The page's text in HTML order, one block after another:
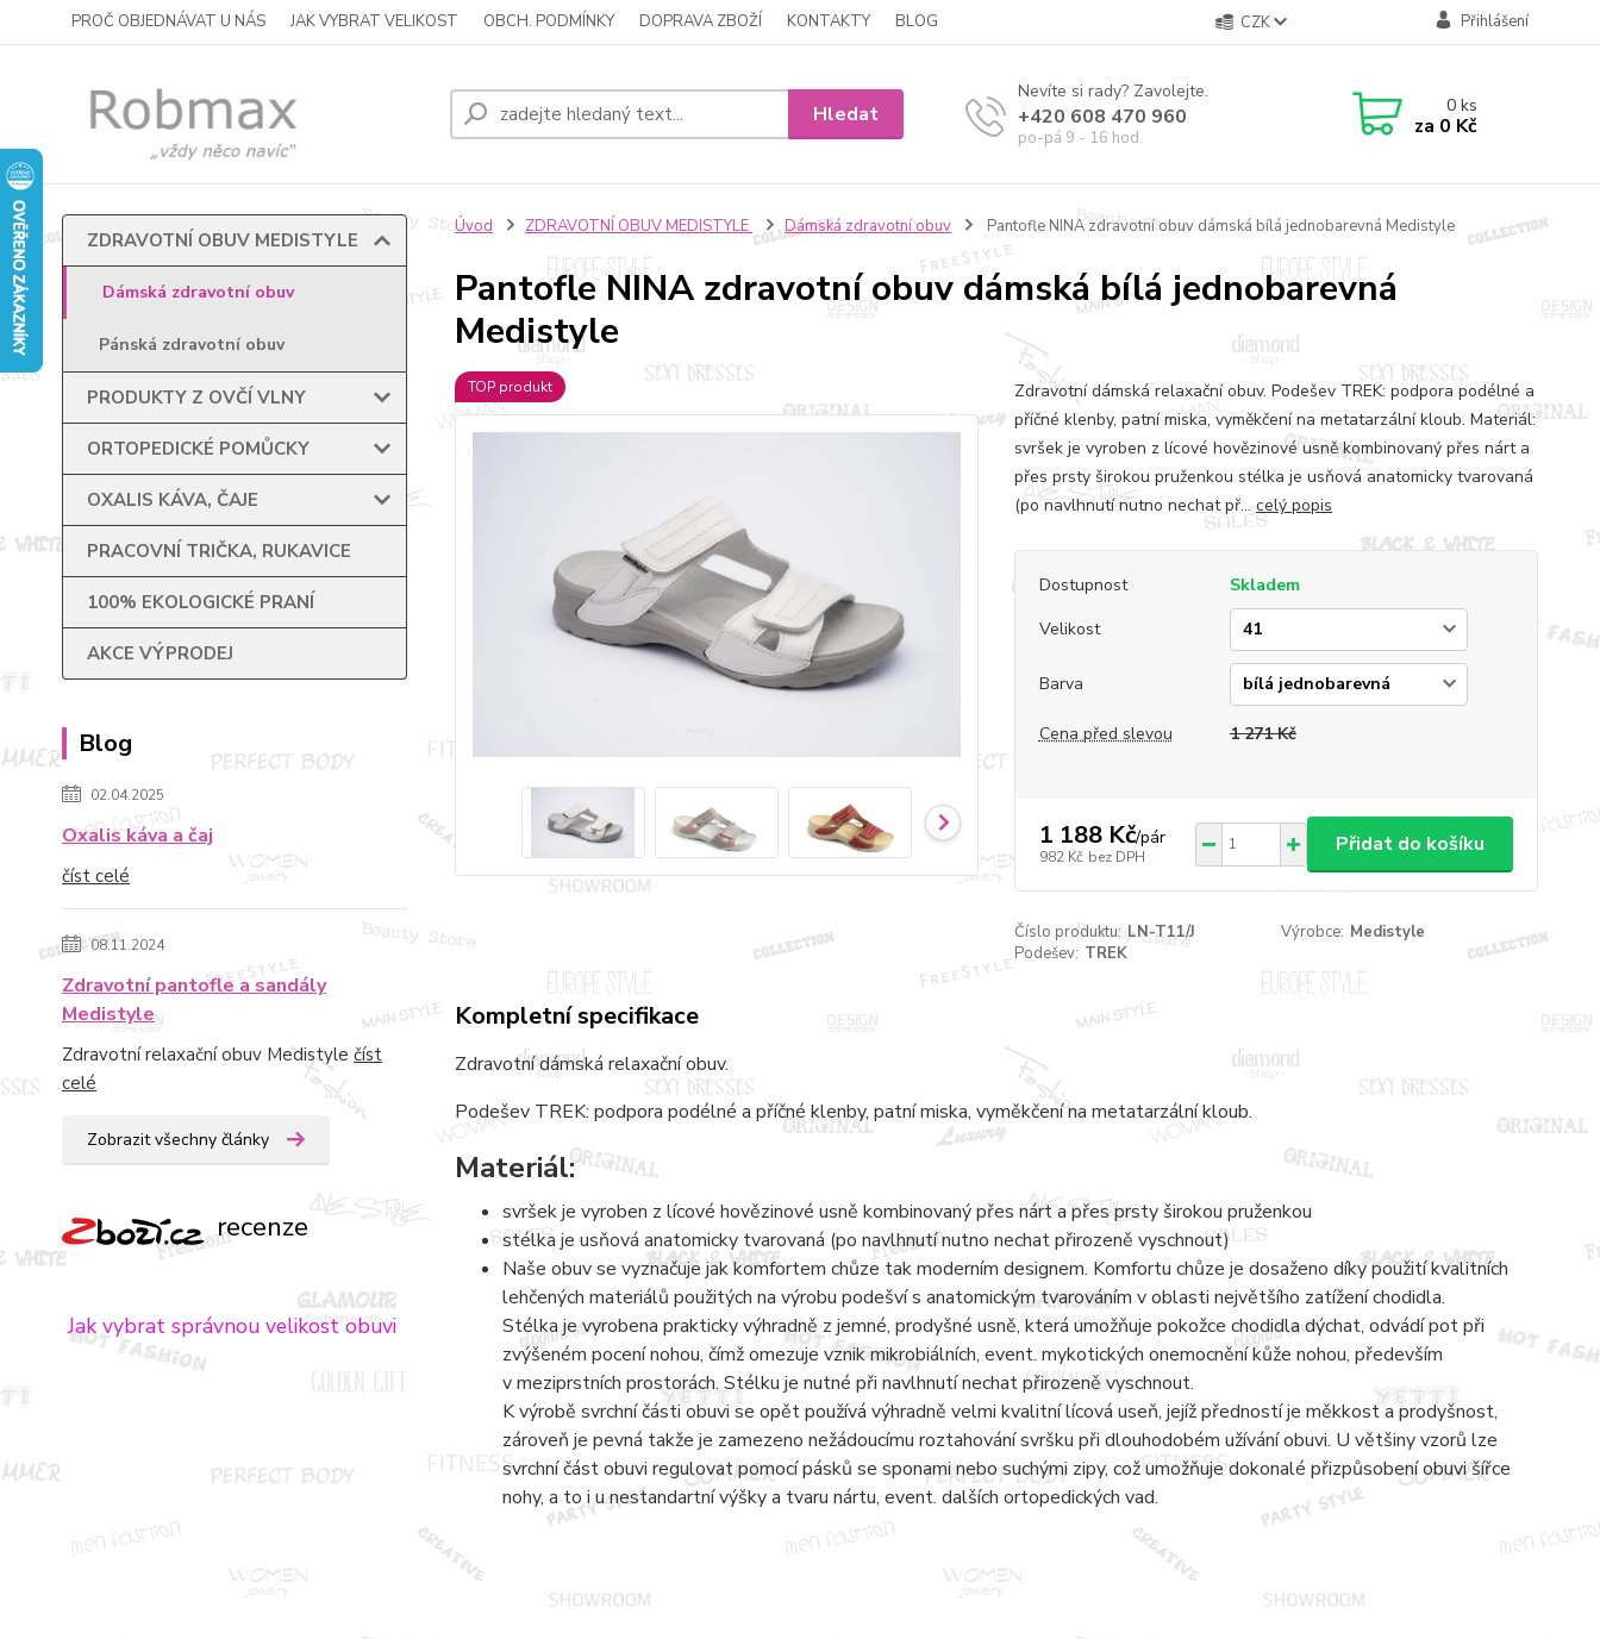
PROČ OBJEDNÁVAT U NÁS JAK VYBRAT VELIKOST OBCH. PODMÍNKY DOPRAVA ZBOŽÍ KONTAKTY BLOG CZK Přihlášení
Hledat
Nevíte si rady? Zavolejte.
+420 608 470 960
po-pá 9 - 16 hod.
0ks
za 0 Kč
ZDRAVOTNÍ OBUV MEDISTYLE
Dámská zdravotní obuv
Pánská zdravotní obuv
PRODUKTY Z OVČÍ VLNY
ORTOPEDICKÉ POMŮCKY
OXALIS KÁVA, ČAJE
PRACOVNÍ TRIČKA, RUKAVICE
100% EKOLOGICKÉ PRANÍ
AKCE VÝPRODEJ
Blog
02.04.2025
Oxalis káva a čaj
číst celé
08.11.2024
Zdravotní pantofle a sandály
Medistyle
Zdravotní relaxační obuv Medistyle číst
celé
Zobrazit všechny články
recenze
Jak vybrat správnou velikost obuvi
Úvod ZDRAVOTNÍ OBUV MEDISTYLE Dámská zdravotní obuv Pantofle NINA zdravotní obuv dámská bílá jednobarevná Medistyle
Pantofle NINA zdravotní obuv dámská bílá jednobarevná
Medistyle
TOP produkt
Zdravotní dámská relaxační obuv. Podešev TREK: podpora podélné a
příčné klenby, patní miska, vyměkčení na metatarzální kloub. Materiál:
svršek je vyroben z lícové hovězinové usně kombinovaný přes nárt a
přes prsty širokou pruženkou stélka je usňová anatomicky tvarovaná
(po navlhnutí nutno nechat př... celý popis
Dostupnost
Skladem
Velikost
Barva
Cena před slevou 1 271 Kč
1 188 Kč/pár
982 Kč bez DPH
Přidat do košíku
Číslo produktu: LN-T11/J Výrobce: Medistyle
Podešev: TREK
Kompletní specifikace
Zdravotní dámská relaxační obuv.
Podešev TREK: podpora podélné a příčné klenby, patní miska, vyměkčení na metatarzální kloub.
Materiál:
svršek je vyroben z lícové hovězinové usně kombinovaný přes nárt a přes prsty širokou pruženkou
stélka je usňová anatomicky tvarovaná (po navlhnutí nutno nechat přirozeně vyschnout)
Naše obuv se vyznačuje jak komfortem chůze tak moderním designem. Komfortu chůze je dosaženo díky použití kvalitních
lehčených materiálů použitých na výrobu podešví s anatomickým tvarováním v oblasti největšího zatížení chodidla.
Stélka je vyrobena prakticky výhradně z jemné, prodyšné usně, která umožňuje pokožce chodidla dýchat, odvádí pot při
zvýšeném pocení nohou, čímž omezuje vznik mikrobiálních, event. mykotických onemocnění kůže nohou, především
v meziprstních prostorách. Stélku je nutné při navlhnutí nechat přirozeně vyschnout.
K výrobě svrchní části obuvi se opět používá výhradně velmi kvalitní lícová useň, jejíž předností je měkkost a prodyšnost,
zároveň je pevná takže je zamezeno nežádoucímu roztahování svršku při dlouhodobém užívání obuvi. U většiny vzorů lze
svrchní část obuvi regulovat pomocí pásků se sponami nebo suchými zipy, což umožňuje dokonalé přizpůsobení obuvi šířce
nohy, a to i u nestandartní výšky a tvaru nártu, event. dalších ortopedických vad.